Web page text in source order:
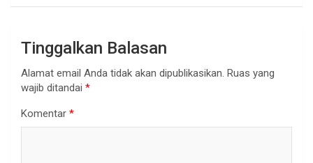
Tinggalkan Balasan
Alamat email Anda tidak akan dipublikasikan. Ruas yang
wajib ditandai *
Komentar *